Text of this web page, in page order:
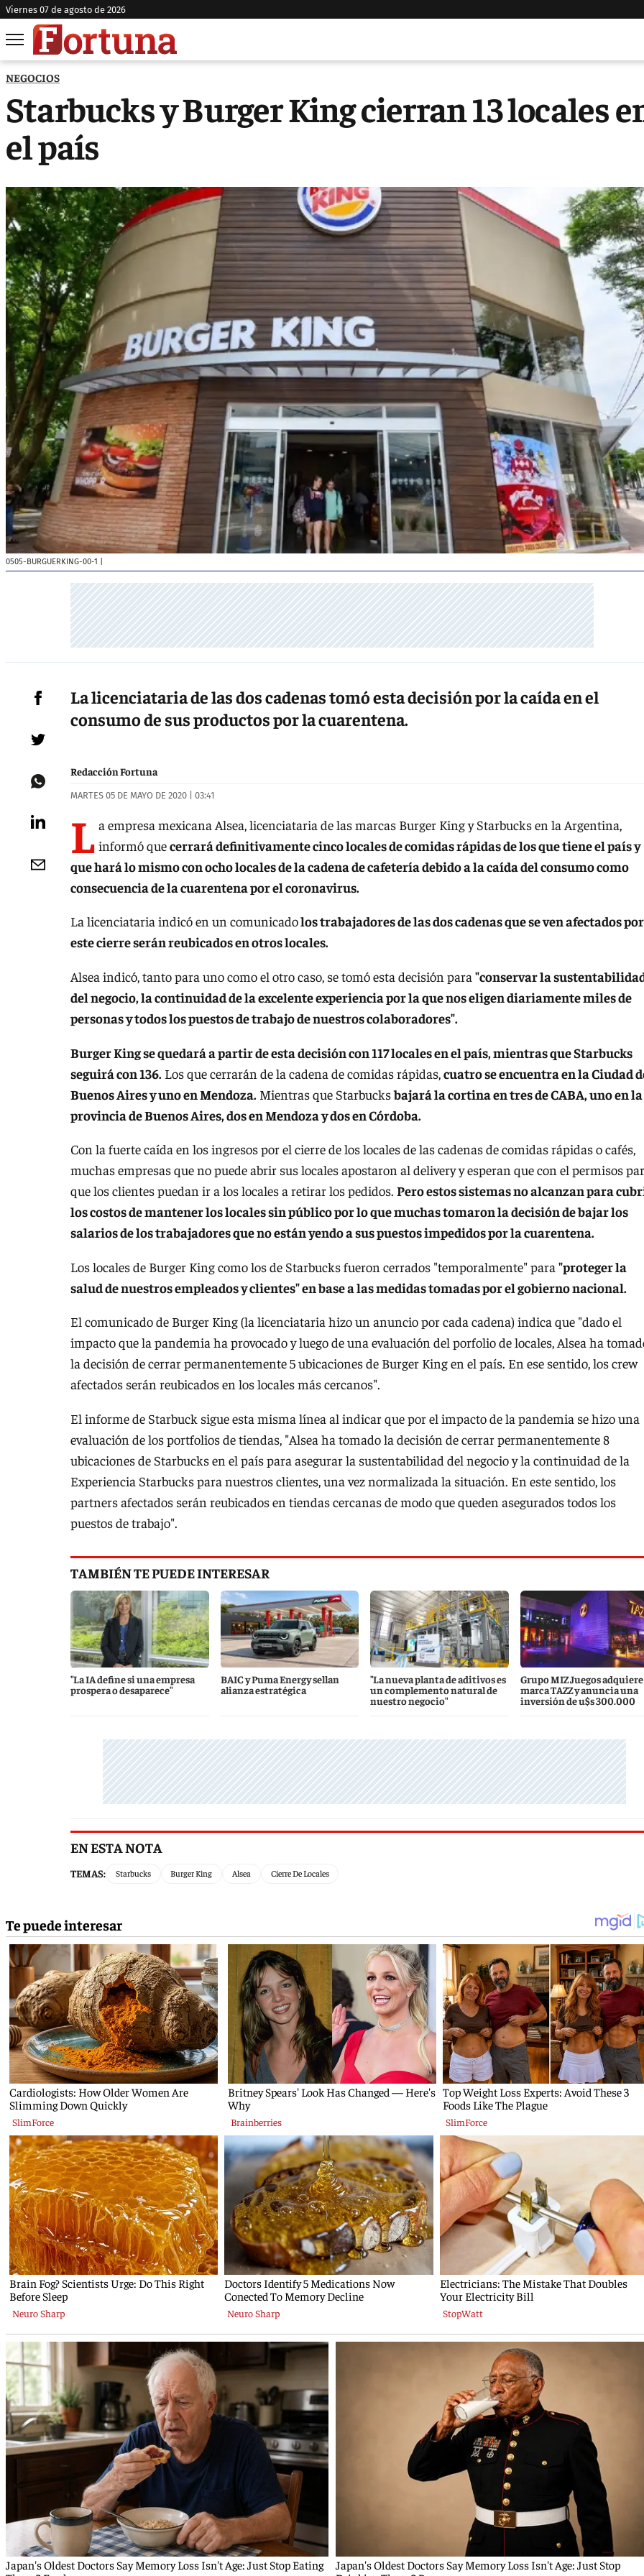
viernes 07 de agosto de 2026
NEGOCIOS
Starbucks y Burger King cierran 13 locales
el país
0505-BURGUERKING-00-1
La licenciataria de las dos cadenas tomó esta decisión por la caída en el
consumo de sus productos por la cuarentena.
Redacción Fortuna
MARTES 05 DE MAYO DE 2020 | 03:41
L a empresa mexicana Alsea, licenciataria de las marcas Burger King y Starbucks en la Argentina,
informó quecerrará definitivamente cinco locales de comidas rápidas de los que tiene el país y
que hará lo mismo con ocho locales de la cadena de cafetería debido a la caída del consumo como
consecuencia de la cuarentena por el coronavirus.
La licenciataria indicó en un comunicadolos trabajadores de las dos cadenas que se ven afectados por
este cierre serán reubicados en otros locales.
Alsea indicó, tanto para uno como el otro caso, se tomó esta decisión para "conservar la
del negocio, la continuidad de la excelente experiencia por la que nos eligen diariamente miles de
personas y todos los puestos de trabajo de nuestros colaboradores".
Burger King se quedará a partir de esta decisión con 117 locales en el país, mientras que Starbucks
seguirá con 136. Los que cerrarán de la cadena de comidas rápidas, cuatro se encuentra en la Ciudad
Buenos Aires y uno en Mendoza. Mientras que Starbucksbajará la cortina en tres de CABA, uno en la
provincia de Buenos Aires, dos en Mendoza y dos en Córdoba.
Con la fuerte caída en los ingresos por el cierre de los locales de las cadenas de comidas rápidas o cafés,
muchas empresas que no puede abrir sus locales apostaron al delivery y esperan que con el permisos
que los clientes puedan ir a los locales a retirar los pedidos. Pero estos sistemas no alcanzan para
los costos de mantener los locales sin público por lo que muchas tomaron la decisión de bajar los
salarios de los trabajadores que no están yendo a sus puestos impedidos por la cuarentena.
Los locales de Burger King como los de Starbucks fueron cerrados "temporalmente" para "proteger la
salud de nuestros empleados y clientes" en base a las medidas tomadas por el gobierno nacional.
El comunicado de Burger King (la licenciataria hizo un anuncio por cada cadena) indica que "dado el
impacto que la pandemia ha provocado y luego de una evaluación del porfolio de locales, Alsea ha
la decisión de cerrar permanentemente 5 ubicaciones de Burger King en el país. En ese sentido, los crew
afectados serán reubicados en los locales más cercanos".
El informe de Starbuck sigue esta misma línea al indicar que por el impacto de la pandemia se hizo una
evaluación de los portfolios de tiendas, "Alsea ha tomado la decisión de cerrar permanentemente 8
ubicaciones de Starbucks en el país para asegurar la sustentabilidad del negocio y la continuidad de la
Experiencia Starbucks para nuestros clientes, una vez normalizada la situación. En este sentido, los
partners afectados serán reubicados en tiendas cercanas de modo que queden asegurados todos los
puestos de trabajo".
TAMBIÉN TE PUEDE INTERESAR
"La IA define si una empresa
prospera o desaparece"
BAIC y Puma Energy sellan
alianza estratégica
"La nueva planta de aditivos es
un complemento natural de
nuestro negocio"
Grupo MIZ Juegos
marca TAZZ y anuncia una
inversión de u$s 300.000
EN ESTA NOTA
TEMAS: Starbucks Burger King Alsea Cierre De Locales